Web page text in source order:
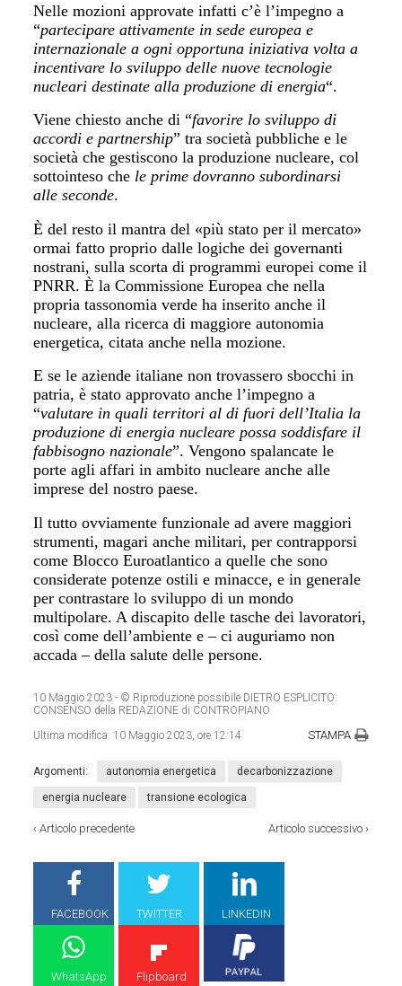
Nelle mozioni approvate infatti c’è l’impegno a
“partecipare attivamente in sede europea e
internazionale a ogni opportuna iniziativa volta a
incentivare lo sviluppo delle nuove tecnologie
nucleari destinate alla produzione di energia“.
Viene chiesto anche di “favorire lo sviluppo di
accordi e partnership” tra società pubbliche e le
società che gestiscono la produzione nucleare, col
sottointeso che le prime dovranno subordinarsi
alle seconde.
È del resto il mantra del «più stato per il mercato»
ormai fatto proprio dalle logiche dei governanti
nostrani, sulla scorta di programmi europei come il
PNRR. È la Commissione Europea che nella
propria tassonomia verde ha inserito anche il
nucleare, alla ricerca di maggiore autonomia
energetica, citata anche nella mozione.
E se le aziende italiane non trovassero sbocchi in
patria, è stato approvato anche l’impegno a
“valutare in quali territori al di fuori dell’Italia la
produzione di energia nucleare possa soddisfare il
fabbisogno nazionale”. Vengono spalancate le
porte agli affari in ambito nucleare anche alle
imprese del nostro paese.
Il tutto ovviamente funzionale ad avere maggiori
strumenti, magari anche militari, per contrapporsi
come Blocco Euroatlantico a quelle che sono
considerate potenze ostili e minacce, e in generale
per contrastare lo sviluppo di un mondo
multipolare. A discapito delle tasche dei lavoratori,
così come dell’ambiente e – ci auguriamo non
accada – della salute delle persone.
10 Maggio 2023 - © Riproduzione possibile DIETRO ESPLICITO
CONSENSO della REDAZIONE di CONTROPIANO
Ultima modifica: 10 Maggio 2023, ore 12:14 STAMPA
Argomenti: autonomia energetica decarbonizzazione
energia nucleare transione ecologica
‹Articolo precedente Articolo successivo›
FACEBOOK TWITTER LINKEDIN
WhatsApp Flipboard